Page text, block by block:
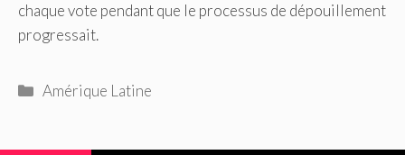
chaque vote pendant que le processus de dépouillement
progressait.
Catégories
Amérique Latine